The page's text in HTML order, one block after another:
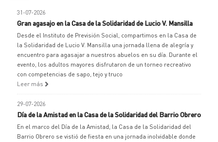
31-07-2026
Gran agasajo en la Casa de la Solidaridad de Lucio V. Mansilla
Desde el Instituto de Previsión Social, compartimos en la Casa de
la Solidaridad de Lucio V. Mansilla una jornada llena de alegría y
encuentro para agasajar a nuestros abuelos en su día. Durante el
evento, los adultos mayores disfrutaron de un torneo recreativo
con competencias de sapo, tejo y truco
Leer más
29-07-2026
Día de la Amistad en la Casa de la Solidaridad del Barrio Obrero
En el marco del Día de la Amistad, la Casa de la Solidaridad del
Barrio Obrero se vistió de fiesta en una jornada inolvidable donde